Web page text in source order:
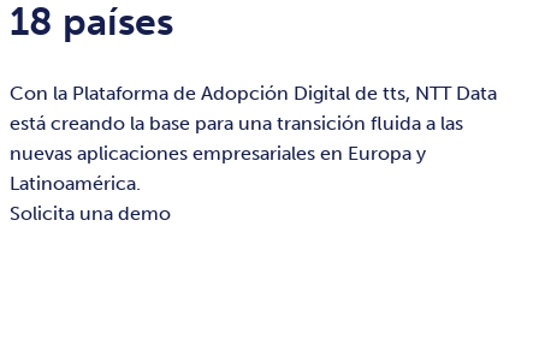
18 países
Con la Plataforma de Adopción Digital de tts, NTT Data
está creando la base para una transición fluida a las
nuevas aplicaciones empresariales en Europa y
Latinoamérica.
Solicita una demo